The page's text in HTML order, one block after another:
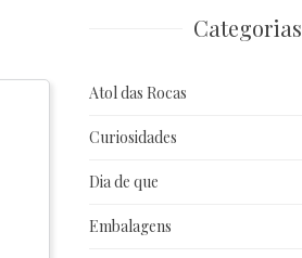
Categorias
Atol das Rocas
Curiosidades
Dia de que
Embalagens